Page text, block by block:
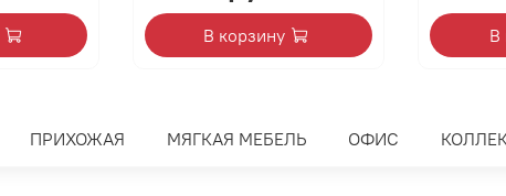
В корзину В
ПРИХОЖАЯ МЯГКАЯ МЕБЕЛЬ ОФИС